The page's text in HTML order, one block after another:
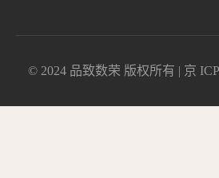
© 2024 品致数荣 版权所有 | 京